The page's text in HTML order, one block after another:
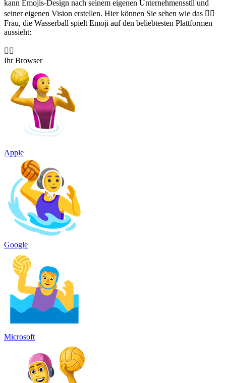
kann Emojis-Design nach seinem eigenen Unternehmensstil und
seiner eigenen Vision erstellen. Hier können Sie sehen wie das 🤽‍♀️
Frau, die Wasserball spielt Emoji auf den beliebtesten Plattformen
aussieht:
🤽‍♀️
Ihr Browser
Apple
Google
Microsoft